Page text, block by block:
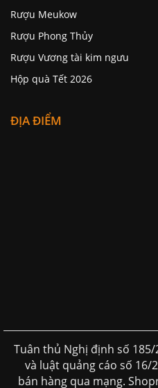
Rượu Meukow
Rượu Phong Thủy
Rượu Vương tài kim ngưu
Hộp quà Tết 2026
ĐỊA ĐIỂM
Tuân thủ Nghị định số
và luật quảng cáo số 16/
bán hàng qua mạng.